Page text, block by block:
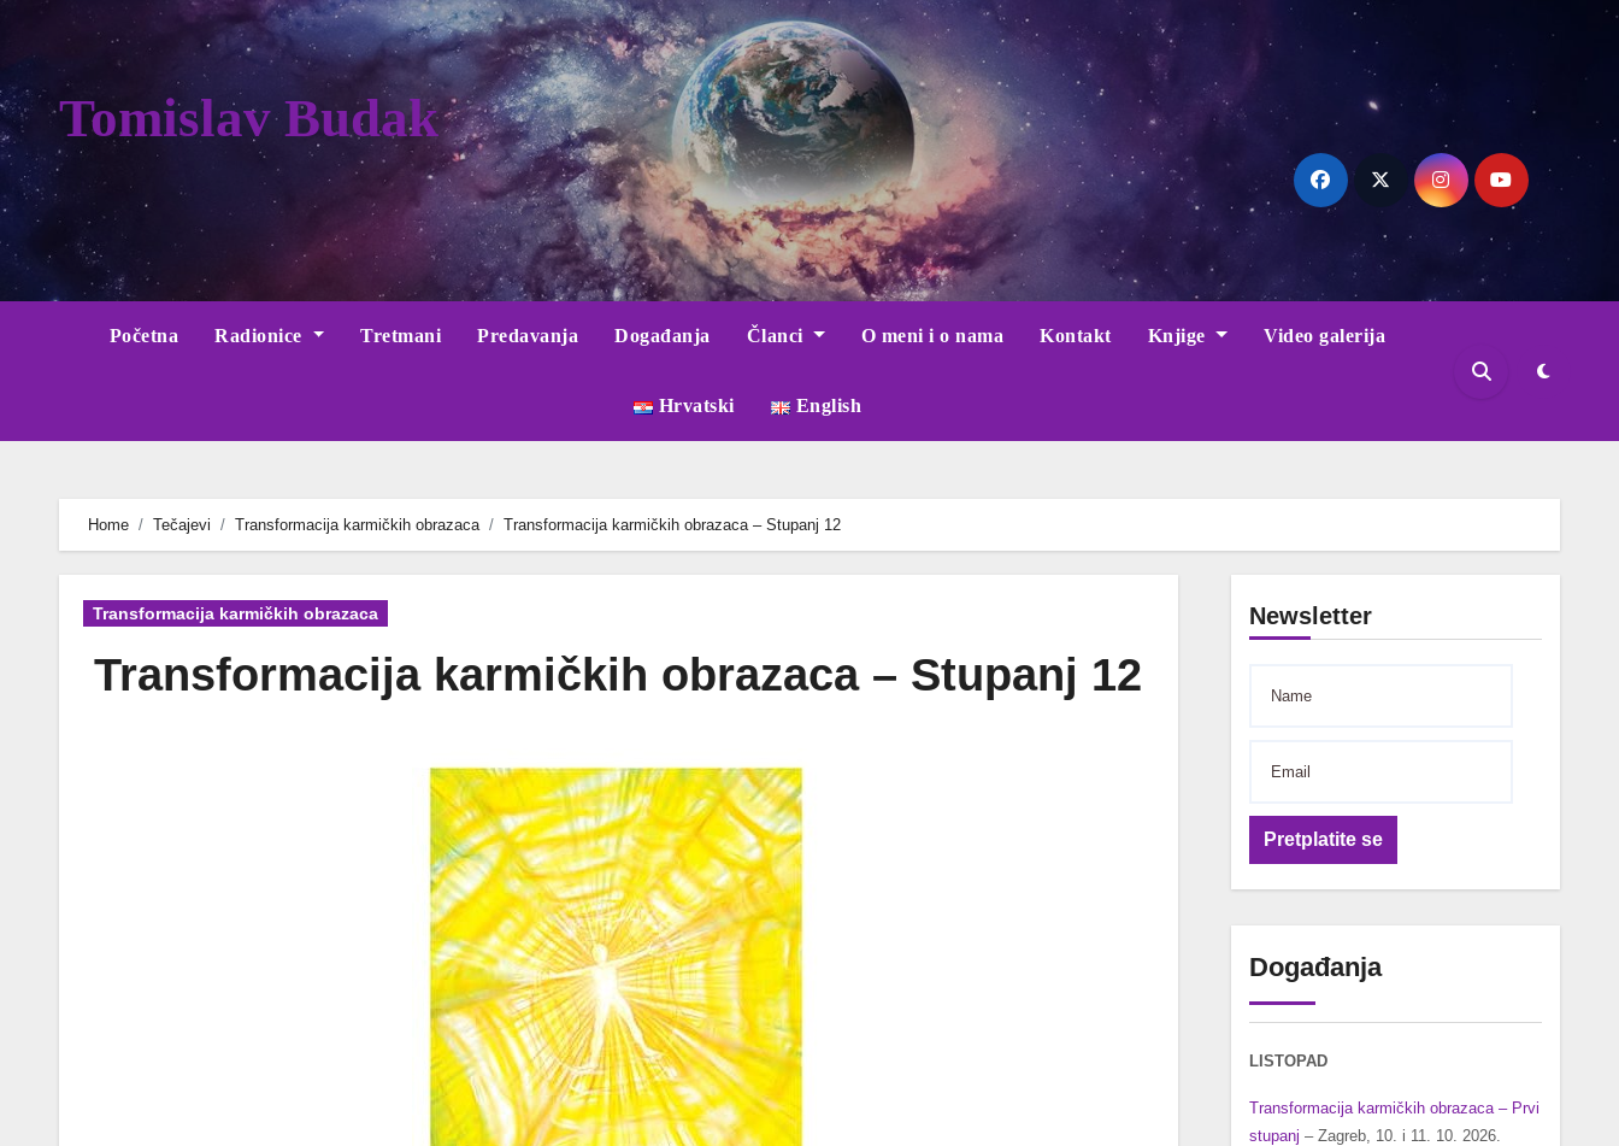
content
Tomislav Budak
Početna Radionice Tretmani Predavanja Događanja Članci O meni i o nama Kontakt Knjige Video galerija
Hrvatski English
Home Tečajevi Transformacija karmičkih obrazaca Transformacija karmičkih obrazaca – Stupanj 12
Transformacija karmičkih obrazaca
Transformacija karmičkih obrazaca – Stupanj 12
Newsletter
Pretplatite se
Događanja
LISTOPAD
Transformacija karmičkih obrazaca – Prvi
stupanj – Zagreb, 10. i 11. 10. 2026.